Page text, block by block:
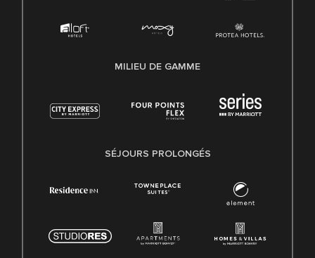
MILIEU DE GAMME
SÉJOURS PROLONGÉS